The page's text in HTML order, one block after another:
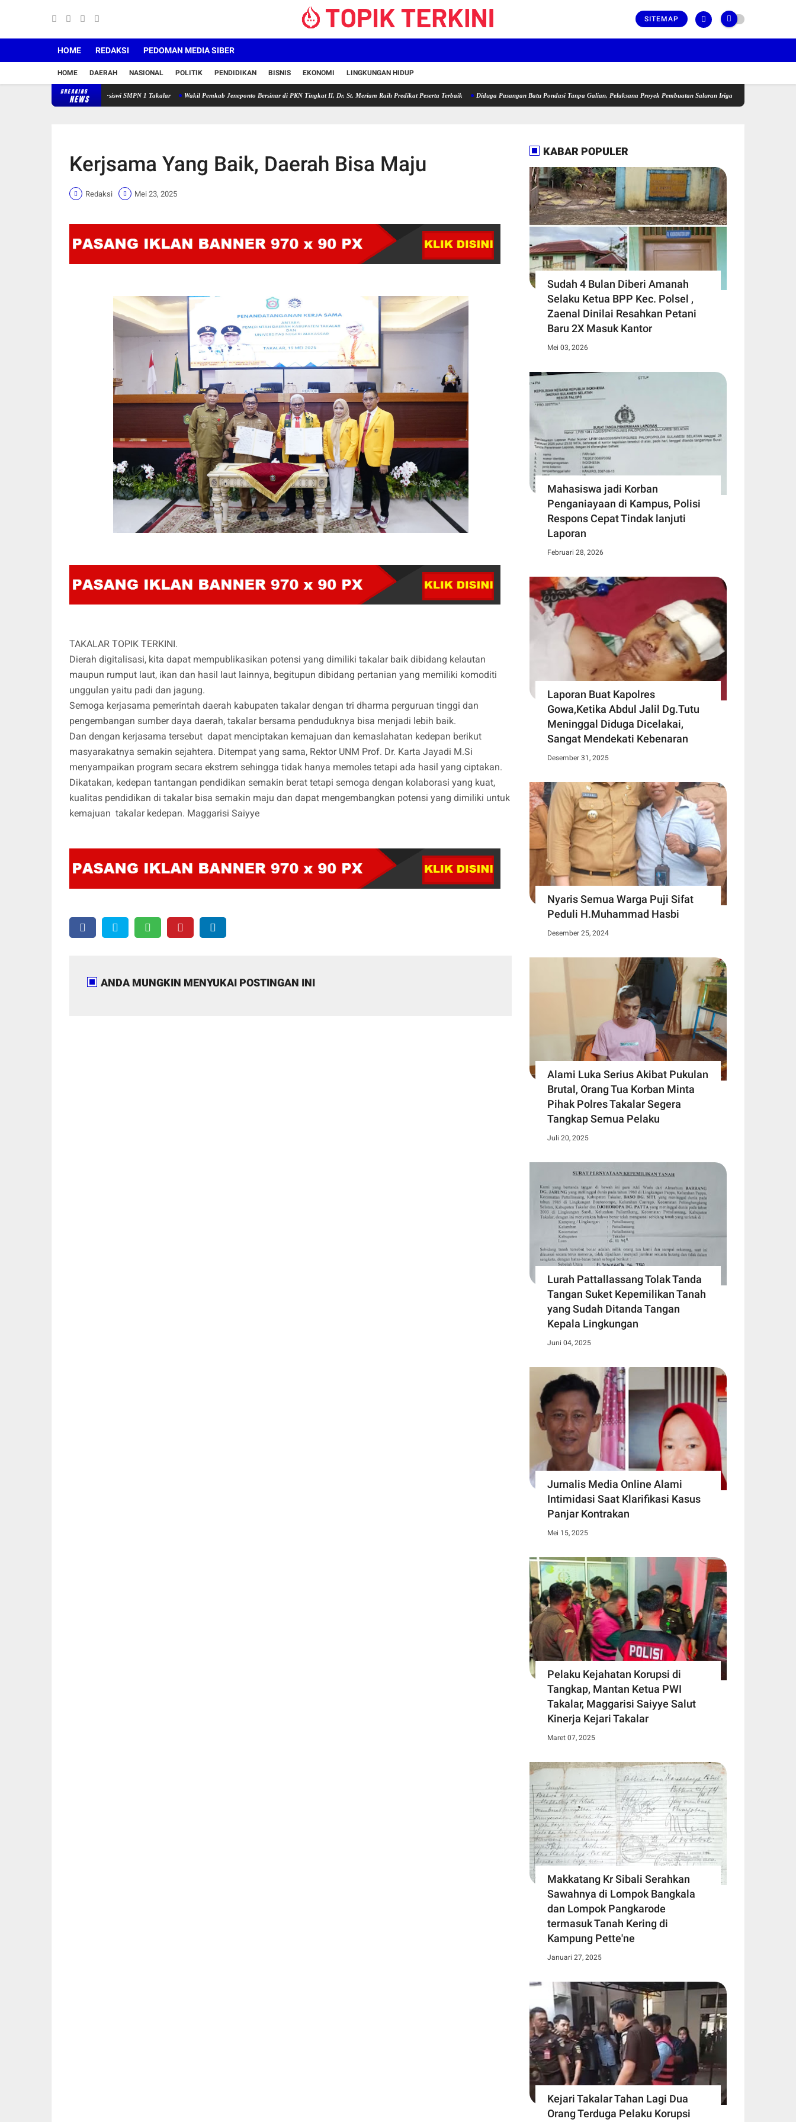
SITEMAP
HOME REDAKSI PEDOMAN MEDIA SIBER
HOME DAERAH NASIONAL POLITIK PENDIDIKAN BISNIS EKONOMI LINGKUNGAN HIDUP
BREAKING
NEWS
Dana PIP Ke 106 Siswa-siswi SMPN 1 Takalar Wakil Pemkab Jeneponto Bersinar di PKN Tingkat II, Dr. St. Meriam Raih Predikat Peserta Terbaik Diduga Pasangan Batu Pondasi Tanpa Galian, Pelaksana Proyek Pembuatan Saluran Irigasi P3A-TGAI Pattiro Dinilai
Kerjsama Yang Baik, Daerah Bisa Maju
Redaksi Mei 23, 2025
TAKALAR TOPIK TERKINI.
Dierah digitalisasi, kita dapat mempublikasikan potensi yang dimiliki takalar baik dibidang kelautan
maupun rumput laut, ikan dan hasil laut lainnya, begitupun dibidang pertanian yang memiliki komoditi
unggulan yaitu padi dan jagung.
Semoga kerjasama pemerintah daerah kabupaten takalar dengan tri dharma perguruan tinggi dan
pengembangan sumber daya daerah, takalar bersama penduduknya bisa menjadi lebih baik.
Dan dengan kerjasama tersebut dapat menciptakan kemajuan dan kemaslahatan kedepan berikut
masyarakatnya semakin sejahtera. Ditempat yang sama, Rektor UNM Prof. Dr. Karta Jayadi M.Si
menyampaikan program secara ekstrem sehingga tidak hanya memoles tetapi ada hasil yang ciptakan.
Dikatakan, kedepan tantangan pendidikan semakin berat tetapi semoga dengan kolaborasi yang kuat,
kualitas pendidikan di takalar bisa semakin maju dan dapat mengembangkan potensi yang dimiliki untuk
kemajuan takalar kedepan. Maggarisi Saiyye
ANDA MUNGKIN MENYUKAI POSTINGAN INI
KABAR POPULER
Sudah 4 Bulan Diberi Amanah
Selaku Ketua BPP Kec. Polsel ,
Zaenal Dinilai Resahkan Petani
Baru 2X Masuk Kantor
Mei 03, 2026
Mahasiswa jadi Korban
Penganiayaan di Kampus, Polisi
Respons Cepat Tindak lanjuti
Laporan
Februari 28, 2026
Laporan Buat Kapolres
Gowa,Ketika Abdul Jalil Dg.Tutu
Meninggal Diduga Dicelakai,
Sangat Mendekati Kebenaran
Desember 31, 2025
Nyaris Semua Warga Puji Sifat
Peduli H.Muhammad Hasbi
Desember 25, 2024
Alami Luka Serius Akibat Pukulan
Brutal, Orang Tua Korban Minta
Pihak Polres Takalar Segera
Tangkap Semua Pelaku
Juli 20, 2025
Lurah Pattallassang Tolak Tanda
Tangan Suket Kepemilikan Tanah
yang Sudah Ditanda Tangan
Kepala Lingkungan
Juni 04, 2025
Jurnalis Media Online Alami
Intimidasi Saat Klarifikasi Kasus
Panjar Kontrakan
Mei 15, 2025
Pelaku Kejahatan Korupsi di
Tangkap, Mantan Ketua PWI
Takalar, Maggarisi Saiyye Salut
Kinerja Kejari Takalar
Maret 07, 2025
Makkatang Kr Sibali Serahkan
Sawahnya di Lompok Bangkala
dan Lompok Pangkarode
termasuk Tanah Kering di
Kampung Pette'ne
Januari 27, 2025
Kejari Takalar Tahan Lagi Dua
Orang Terduga Pelaku Korupsi